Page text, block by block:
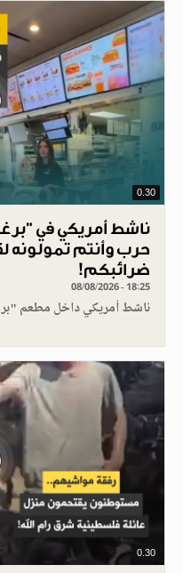
0.30
ناشط أمريكي في
حرب وأنتم تمولونه
ضرائبكم!
08/08/2026 - 18:25
ناشط أمريكي داخل مطعم
0.30